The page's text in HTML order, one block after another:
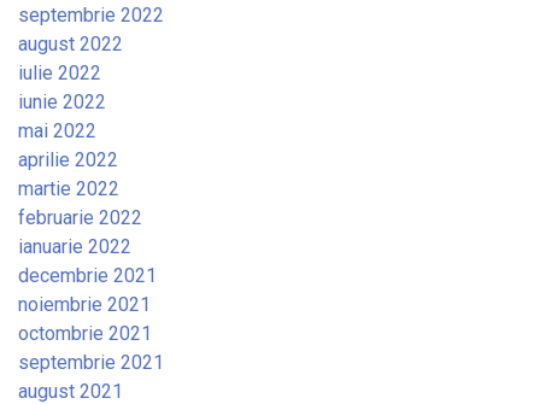
septembrie 2022
august 2022
iulie 2022
iunie 2022
mai 2022
aprilie 2022
martie 2022
februarie 2022
ianuarie 2022
decembrie 2021
noiembrie 2021
octombrie 2021
septembrie 2021
august 2021